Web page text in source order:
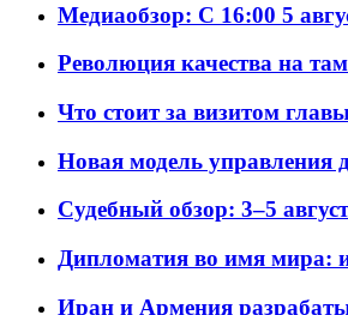
Медиаобзор: С 16:00 5
Революция качества на
Что стоит за визитом
Новая модель управления
Судебный обзор: 3–5
Дипломатия во имя мира:
Иран и Армения